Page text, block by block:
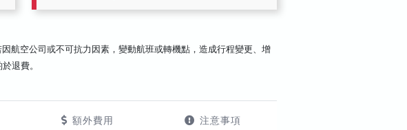
航空公司或不可抗力因素，變動航班或轉機點，造成行程變更、增
退費。
額外費用 注意事項